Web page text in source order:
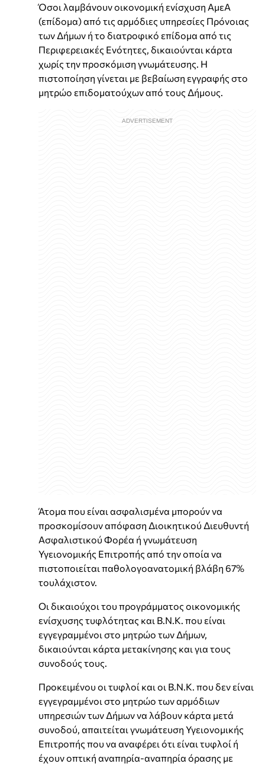
Όσοι λαμβάνουν οικονομική ενίσχυση ΑμεΑ
(επίδομα) από τις αρμόδιες υπηρεσίες Πρόνοιας
των Δήμων ή το διατροφικό επίδομα από τις
Περιφερειακές Ενότητες, δικαιούνται κάρτα
χωρίς την προσκόμιση γνωμάτευσης. Η
πιστοποίηση γίνεται με βεβαίωση εγγραφής στο
μητρώο επιδοματούχων από τους Δήμους.
Άτομα που είναι ασφαλισμένα μπορούν να
προσκομίσουν απόφαση Διοικητικού Διευθυντή
Ασφαλιστικού Φορέα ή γνωμάτευση
Υγειονομικής Επιτροπής από την οποία να
πιστοποιείται παθολογοανατομική βλάβη 67%
τουλάχιστον.
Οι δικαιούχοι του προγράμματος οικονομικής
ενίσχυσης τυφλότητας και Β.Ν.Κ. που είναι
εγγεγραμμένοι στο μητρώο των Δήμων,
δικαιούνται κάρτα μετακίνησης και για τους
συνοδούς τους.
Προκειμένου οι τυφλοί και οι Β.Ν.Κ. που δεν είναι
εγγεγραμμένοι στο μητρώο των αρμόδιων
υπηρεσιών των Δήμων να λάβουν κάρτα μετά
συνοδού, απαιτείται γνωμάτευση Υγειονομικής
Επιτροπής που να αναφέρει ότι είναι τυφλοί ή
έχουν οπτική αναπηρία-αναπηρία όρασης με